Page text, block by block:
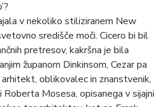
v nekoliko stiliziranem New
središče moči. Cicero bi bil
pretresov, kakršna je bila
županom Dinkinsom, Cezar pa
oblikovalec in znanstvenik,
Mosesa, opisanega v sijajni